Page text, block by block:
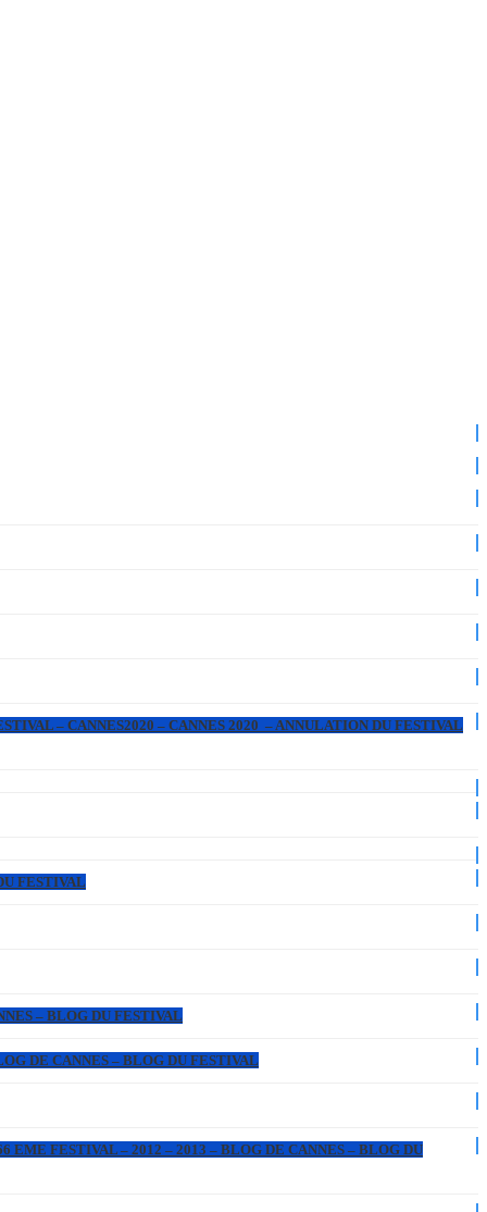
– CANNES2020 – CANNES 2020 – ANNULATION DU FESTIVAL
FESTIVAL
– BLOG DU FESTIVAL
DE CANNES – BLOG DU FESTIVAL
FESTIVAL – 2012 – 2013 – BLOG DE CANNES – BLOG DU